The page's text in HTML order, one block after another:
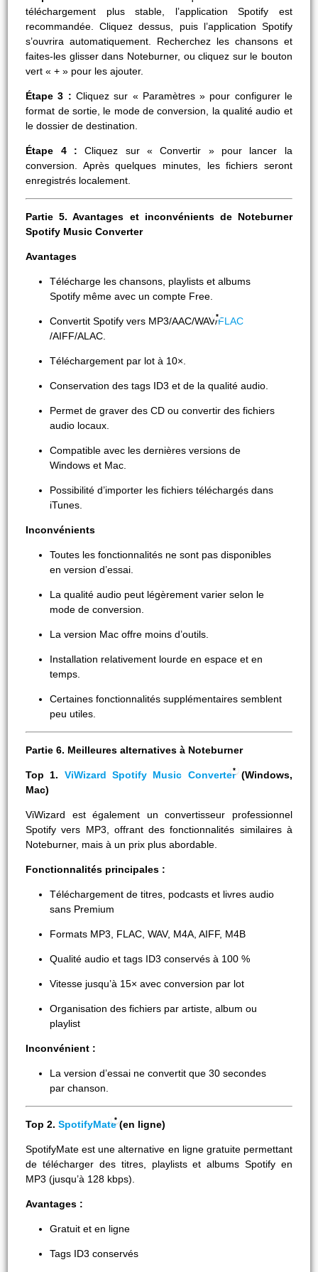
téléchargement plus stable, l’application Spotify est
recommandée. Cliquez dessus, puis l’application Spotify
s’ouvrira automatiquement. Recherchez les chansons et
faites-les glisser dans Noteburner, ou cliquez sur le bouton
vert « + » pour les ajouter.
Étape 3 : Cliquez sur « Paramètres » pour configurer le
format de sortie, le mode de conversion, la qualité audio et
le dossier de destination.
Étape 4 : Cliquez sur « Convertir » pour lancer la
conversion. Après quelques minutes, les fichiers seront
enregistrés localement.
Partie 5. Avantages et inconvénients de Noteburner
Spotify Music Converter
Avantages
Télécharge les chansons, playlists et albums
Spotify même avec un compte Free.
Convertit Spotify vers MP3/AAC/WAV/FLAC
/AIFF/ALAC.
Téléchargement par lot à 10×.
Conservation des tags ID3 et de la qualité audio.
Permet de graver des CD ou convertir des fichiers
audio locaux.
Compatible avec les dernières versions de
Windows et Mac.
Possibilité d’importer les fichiers téléchargés dans
iTunes.
Inconvénients
Toutes les fonctionnalités ne sont pas disponibles
en version d’essai.
La qualité audio peut légèrement varier selon le
mode de conversion.
La version Mac offre moins d’outils.
Installation relativement lourde en espace et en
temps.
Certaines fonctionnalités supplémentaires semblent
peu utiles.
Partie 6. Meilleures alternatives à Noteburner
Top 1. ViWizard Spotify Music Converter(Windows,
Mac)
ViWizard est également un convertisseur professionnel
Spotify vers MP3, offrant des fonctionnalités similaires à
Noteburner, mais à un prix plus abordable.
Fonctionnalités principales :
Téléchargement de titres, podcasts et livres audio
sans Premium
Formats MP3, FLAC, WAV, M4A, AIFF, M4B
Qualité audio et tags ID3 conservés à 100 %
Vitesse jusqu’à 15× avec conversion par lot
Organisation des fichiers par artiste, album ou
playlist
Inconvénient :
La version d’essai ne convertit que 30 secondes
par chanson.
Top 2.SpotifyMate(en ligne)
SpotifyMate est une alternative en ligne gratuite permettant
de télécharger des titres, playlists et albums Spotify en
MP3 (jusqu’à 128 kbps).
Avantages :
Gratuit et en ligne
Tags ID3 conservés